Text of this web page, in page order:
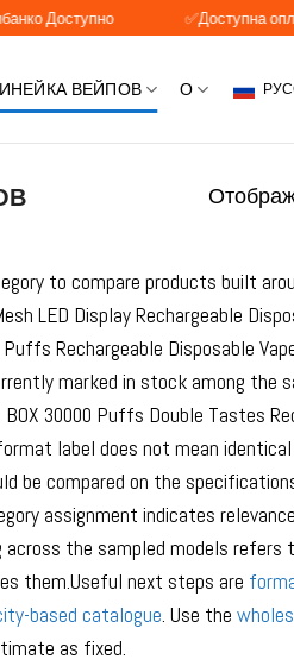
✅Доступна оплата SEPA
ВЕЙПОВ О
to compare products built
LED Display Rechargeable
Rechargeable Disposable
marked in stock among the
30000 Puffs Double Tastes
label does not mean
be compared on the
assignment indicates
the sampled models refers
them.Useful next steps are
based catalogue. Use the
as fixed.